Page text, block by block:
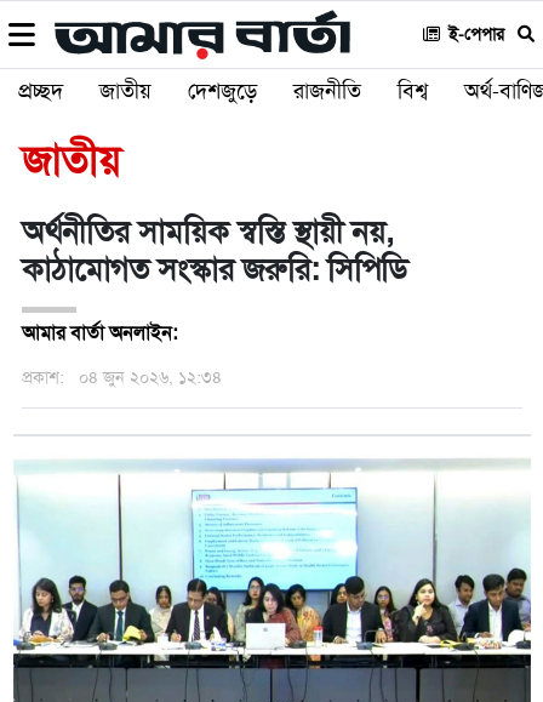
ই-পেপার
প্রচ্ছদ জাতীয় দেশজুড়ে রাজনীতি বিশ্ব অর্থ-
জাতীয়
অর্থনীতির সাময়িক স্বস্তি স্থায়ী নয়,
কাঠামোগত সংস্কার জরুরি: সিপিডি
আমার বার্তা অনলাইন:
প্রকাশ: ০৪ জুন ২০২৬, ১২:৩৪